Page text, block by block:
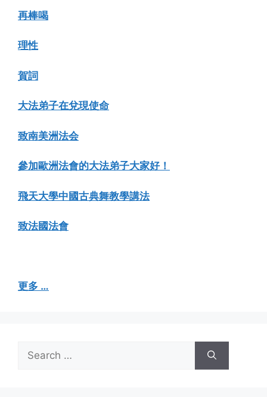
再棒喝
理性
賀詞
大法弟子在兌現使命
致南美洲法会
參加歐洲法會的大法弟子大家好！
飛天大學中國古典舞教學講法
致法國法會
更多 …
Search
for: